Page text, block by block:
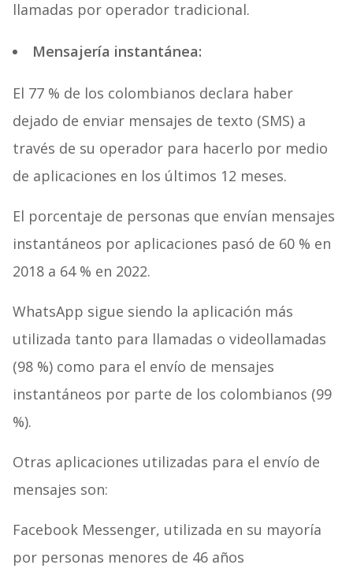
llamadas por operador tradicional.
Mensajería instantánea:
El 77 % de los colombianos declara haber
dejado de enviar mensajes de texto (SMS) a
través de su operador para hacerlo por medio
de aplicaciones en los últimos 12 meses.
El porcentaje de personas que envían mensajes
instantáneos por aplicaciones pasó de 60 % en
2018 a 64 % en 2022.
WhatsApp sigue siendo la aplicación más
utilizada tanto para llamadas o videollamadas
(98 %) como para el envío de mensajes
instantáneos por parte de los colombianos (99
%).
Otras aplicaciones utilizadas para el envío de
mensajes son:
Facebook Messenger, utilizada en su mayoría
por personas menores de 46 años